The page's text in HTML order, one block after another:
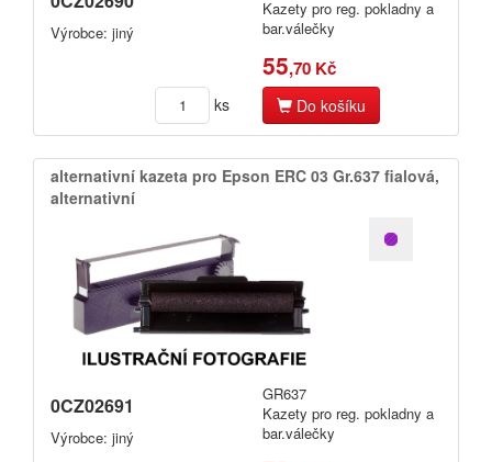
Výrobce: jiný
Kazety pro reg. pokladny a
bar.válečky
55,70 Kč
ks Do košíku
alternativní kazeta pro Epson ERC 03 Gr.​637 fialová,​
alternativní
0CZ02691
Výrobce: jiný
GR637
Kazety pro reg. pokladny a
bar.válečky